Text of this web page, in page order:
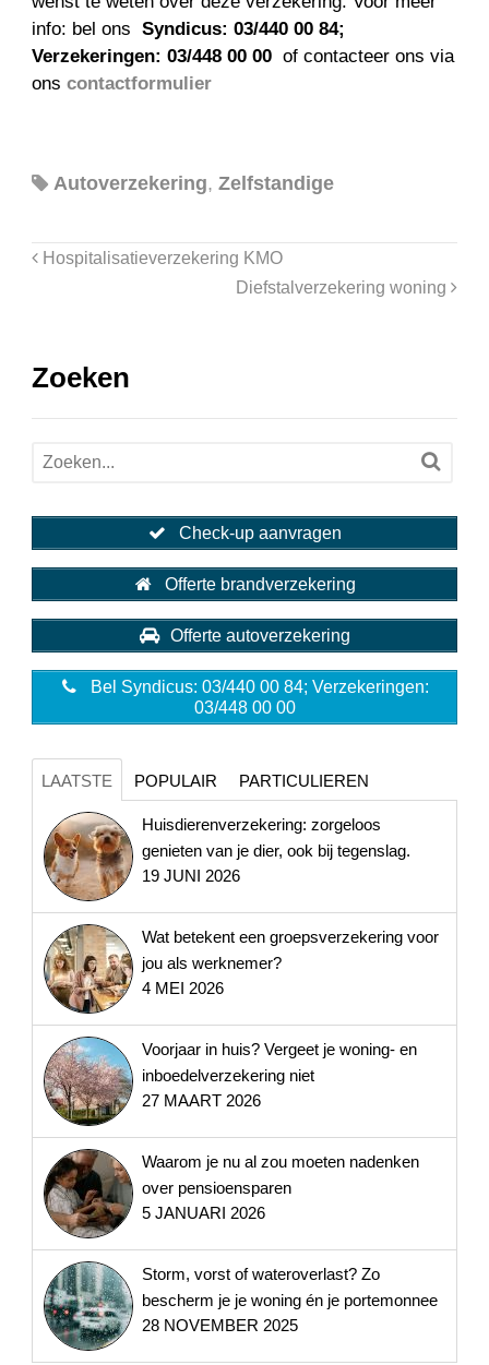
info: bel ons Syndicus: 03/440 00 84;
Verzekeringen: 03/448 00 00 of contacteer ons via
onscontactformulier
Autoverzekering,Zelfstandige
Hospitalisatieverzekering KMO
Diefstalverzekering woning
Zoeken
Check-up aanvragen
Offerte brandverzekering
Offerte autoverzekering
Bel Syndicus: 03/440 00 84; Verzekeringen:
03/448 00 00
LAATSTE POPULAIR PARTICULIEREN
Huisdierenverzekering: zorgeloos
genieten van je dier, ook bij tegenslag.
19 JUNI 2026
Wat betekent een groepsverzekering voor
jou als werknemer?
4 MEI 2026
Voorjaar in huis? Vergeet je woning- en
inboedelverzekering niet
27 MAART 2026
Waarom je nu al zou moeten nadenken
over pensioensparen
5 JANUARI 2026
Storm, vorst of wateroverlast? Zo
bescherm je je woning én je portemonnee
28 NOVEMBER 2025